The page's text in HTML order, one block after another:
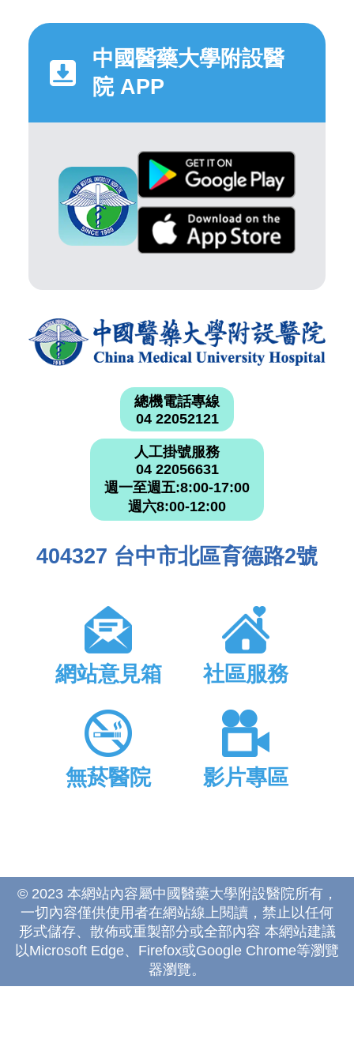
中國醫藥大學附設醫
院 APP
總機電話專線
04 22052121
人工掛號服務
04 22056631
週一至週五:8:00-17:00
週六8:00-12:00
404327 台中市北區育德路2號
網站意見箱 社區服務
無菸醫院 影片專區
© 2023 本網站內容屬中國醫藥大學附設醫院所有，
一切內容僅供使用者在網站線上閱讀，禁止以任何
形式儲存、散佈或重製部分或全部內容 本網站建議
以Microsoft Edge、Firefox或Google Chrome等瀏覽
器瀏覽。